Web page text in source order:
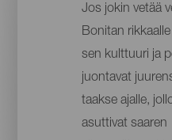
Jos jokin vetää
Bonitan
sen kulttuuri ja
juontavat
taakse ajalle,
asuttivat saaren